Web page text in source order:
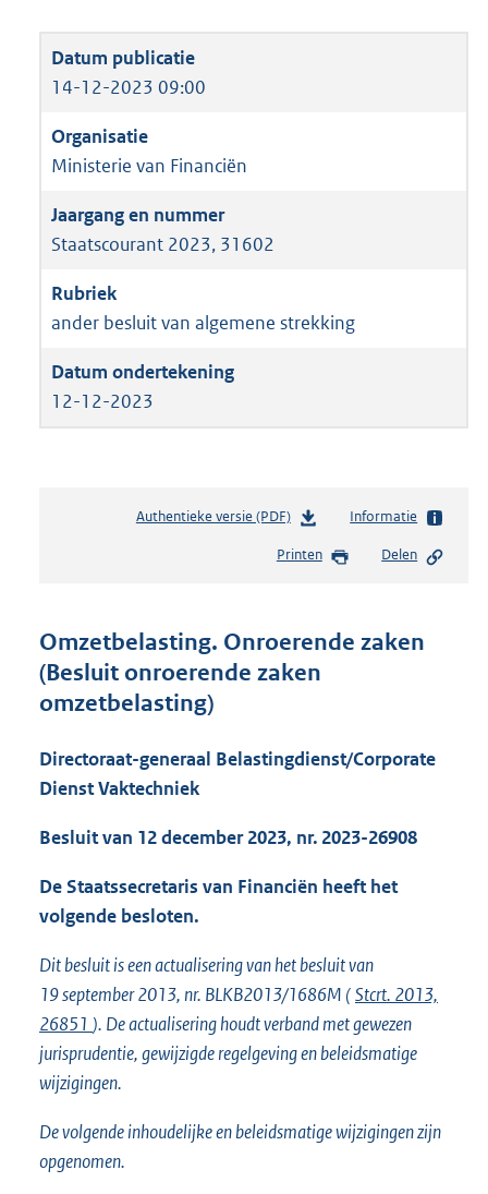
14-12-2023 09:00
Ministerie van Financiën
Staatscourant 2023, 31602
ander besluit van algemene strekking
12-12-2023
Authentieke versie (PDF)b
s
d
s
o
e
2
b
Informatie
Printen Delen
Omzetbelasting. Onroerende zaken
(Besluit onroerende zaken
omzetbelasting)
Directoraat-generaal Belastingdienst/Corporate
Dienst Vaktechniek
Besluit van 12 december 2023, nr. 2023-26908
De Staatssecretaris van Financiën heeft het
volgende besloten.
Dit besluit is een actualisering van het besluit van
19 september 2013, nr. BLKB2013/1686M (Stcrt. 2013,
26851 ). De actualisering houdt verband met gewezen
jurisprudentie, gewijzigde regelgeving en beleidsmatige
wijzigingen.
De volgende inhoudelijke en beleidsmatige wijzigingen zijn
opgenomen.